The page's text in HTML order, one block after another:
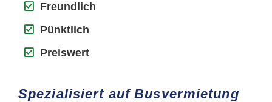
Freundlich
Pünktlich
Preiswert
Spezialisiert auf Busvermietung